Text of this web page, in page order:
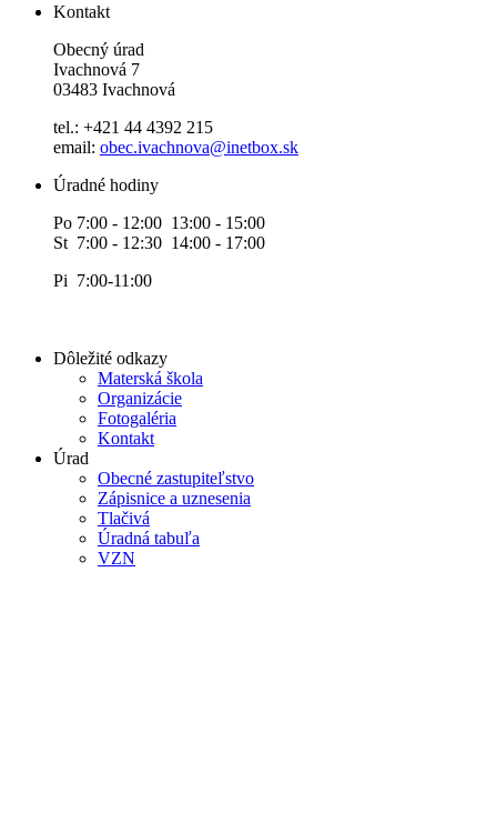
Kontakt
Obecný úrad
Ivachnová 7
03483 Ivachnová
tel.: +421 44 4392 215
email: obec.ivachnova@inetbox.sk
Úradné hodiny
Po 7:00 - 12:00 13:00 - 15:00
St 7:00 - 12:30 14:00 - 17:00
Pi 7:00-11:00
Dôležité odkazy
Materská škola
Organizácie
Fotogaléria
Kontakt
Úrad
Obecné zastupiteľstvo
Zápisnice a uznesenia
Tlačivá
Úradná tabuľa
VZN